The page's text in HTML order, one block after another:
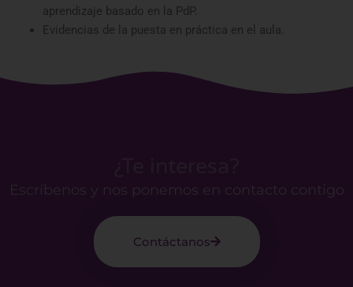
aprendizaje basado en la PdP.
Evidencias de la puesta en práctica en el aula.
Escríbenos y nos ponemos en contacto contigo
Contáctanos